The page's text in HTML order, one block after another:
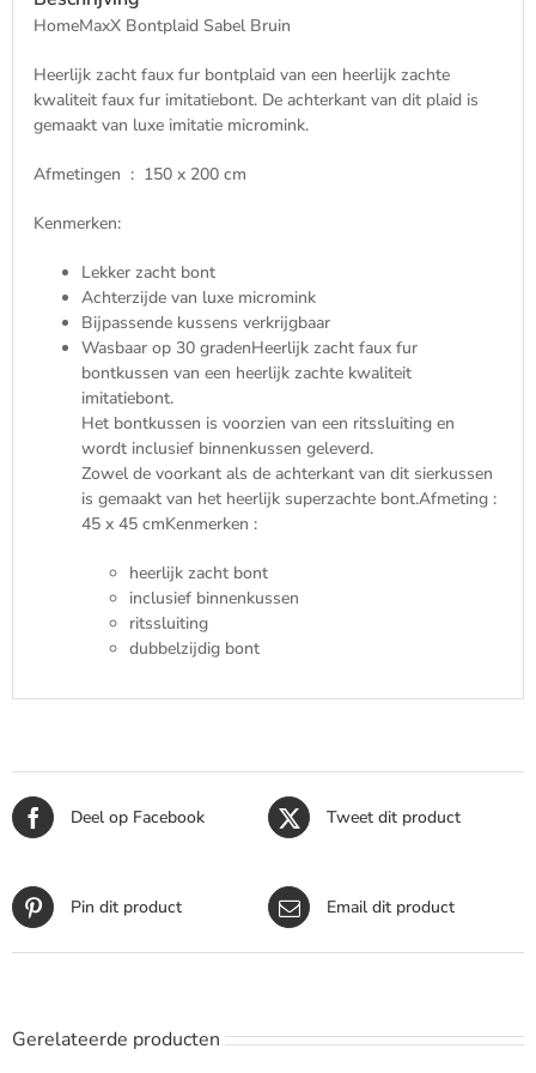
en
aantal
HomeMaxX Bontplaid Sabel Bruin
Heerlijk zacht faux fur bontplaid van een heerlijk zachte
kwaliteit faux fur imitatiebont. De achterkant van dit plaid is
gemaakt van luxe imitatie micromink.
Afmetingen : 150 x 200 cm
Kenmerken:
Lekker zacht bont
Achterzijde van luxe micromink
Bijpassende kussens verkrijgbaar
Wasbaar op 30 gradenHeerlijk zacht faux fur
bontkussen van een heerlijk zachte kwaliteit
imitatiebont.
Het bontkussen is voorzien van een ritssluiting en
wordt inclusief binnenkussen geleverd.
Zowel de voorkant als de achterkant van dit sierkussen
is gemaakt van het heerlijk superzachte bont.Afmeting :
45 x 45 cmKenmerken :
heerlijk zacht bont
inclusief binnenkussen
ritssluiting
dubbelzijdig bont
Deel op Facebook Tweet dit product
Pin dit product Email dit product
Gerelateerde producten